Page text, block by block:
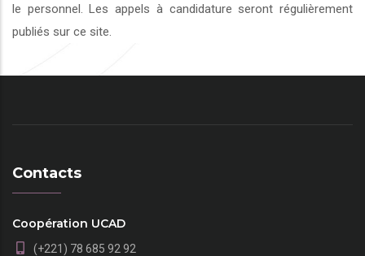
le personnel. Les appels à candidature seront régulièrement
publiés sur ce site.
Contacts
Coopération UCAD
(+221) 78 685 92 92